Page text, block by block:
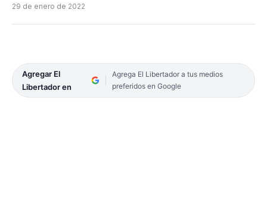
29 de enero de 2022
Agregar El
Libertador en
Agrega El Libertador a tus medios
preferidos en Google